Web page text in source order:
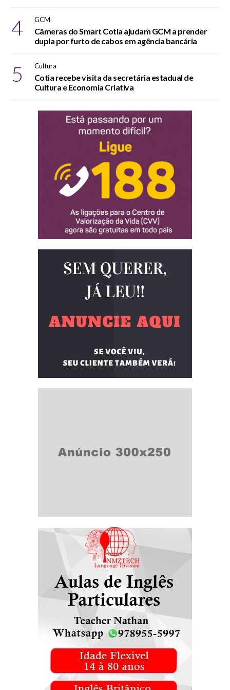
4 GCM
Câmeras do Smart Cotia ajudam GCM a prender
dupla por furto de cabos em agência bancária
5 Cultura
Cotia recebe visita da secretária estadual de
Cultura e Economia Criativa